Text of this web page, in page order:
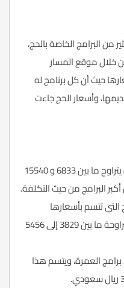
من البرامج الخاصة بالحج،
خلال موقع المسار
حيث أن كل برنامج له
وأسعار الحج جاءت
- البرنامج العام: البرنامج العام سعره يتراوح ما بين 6833 و 15540
البرامج من حيث التكلفة.
التي تتسم بأسعارها
المخفضة، حيث أن تكلفتها تكون متراوحة ما بين 3829 إلى 5456
برامج العمرة، ويتسم هذا